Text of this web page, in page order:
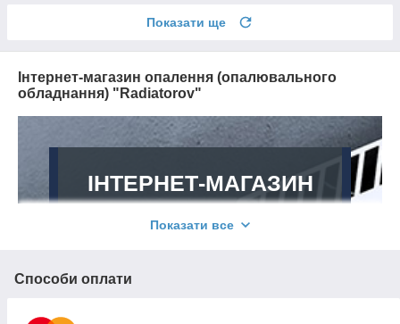
Показати ще
Інтернет-магазин опалення (опалювального
обладнання) "Radiatorov"
ІНТЕРНЕТ-МАГАЗИН
ОПАЛЕННЯ
Показати все
Способи оплати